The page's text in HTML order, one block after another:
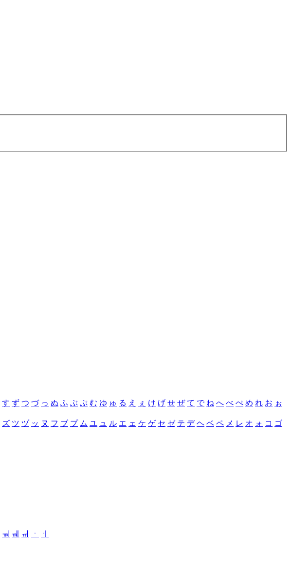
す ず つ づ っ ぬ ふ ぶ ぷ む ゆ ゅ る え ぇ け げ せ ぜ て で ね へ べ ぺ め れ お ぉ
ズ ツ ヅ ッ ヌ フ ブ プ ム ユ ュ ル エ ェ ケ ゲ セ ゼ テ デ ヘ ベ ペ メ レ オ ォ コ ゴ
ㆊ ㆋ ㆌ ㆍ
ㆎ